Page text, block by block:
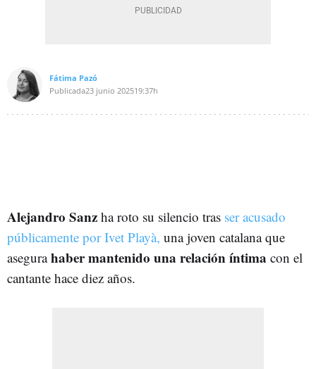
Fátima Pazó
Publicada23 junio 202519:37h
Alejandro Sanz ha roto su silencio tras ser acusado
públicamente por Ivet Playà, una joven catalana que
asegurahaber mantenido una relación íntima con el
cantante hace diez años.